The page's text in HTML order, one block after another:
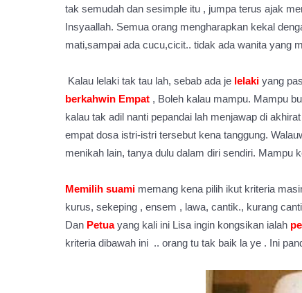
tak semudah dan sesimple itu , jumpa terus ajak
Insyaallah. Semua orang mengharapkan kekal
mati,sampai ada cucu,cicit.. tidak ada wanita yang
Kalau lelaki tak tau lah, sebab ada je lelaki yang
berkahwin Empat , Boleh kalau mampu. Mampu
kalau tak adil nanti pepandai lah menjawap di
empat dosa istri-istri tersebut kena tanggung.
menikah lain, tanya dulu dalam diri sendiri. Mampu
Memilih suami memang kena pilih ikut kriteria
kurus, sekeping , ensem , lawa, cantik., kurang
Dan Petuayang kali ini Lisa ingin kongsikan ialah
kriteria dibawah ini .. orang tu tak baik la ye . Ini